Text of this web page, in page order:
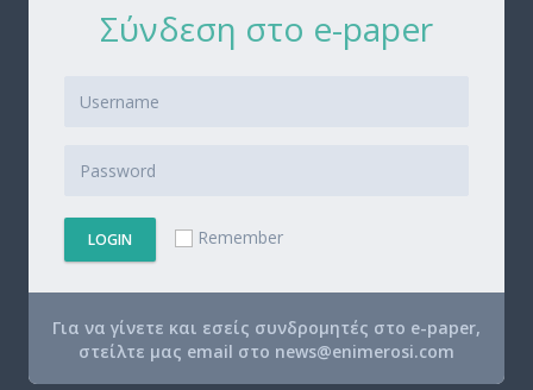
Σύνδεση στο e-paper
LOGIN Remember
Για να γίνετε και εσείς συνδρομητές στο e-paper,
στείλτε μας email στο news@enimerosi.com